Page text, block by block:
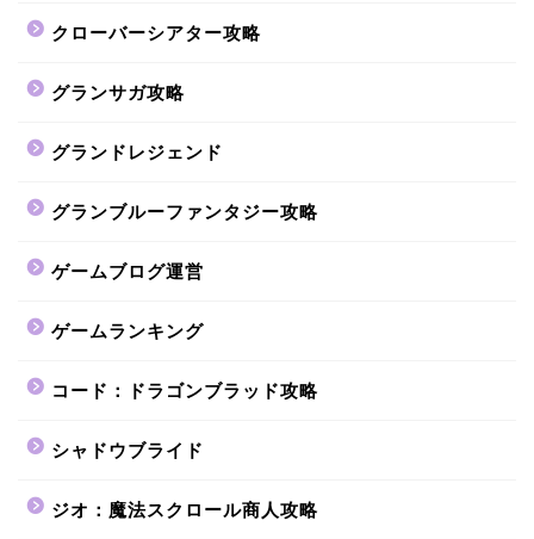
クローバーシアター攻略
グランサガ攻略
グランドレジェンド
グランブルーファンタジー攻略
ゲームブログ運営
ゲームランキング
コード：ドラゴンブラッド攻略
シャドウブライド
ジオ：魔法スクロール商人攻略